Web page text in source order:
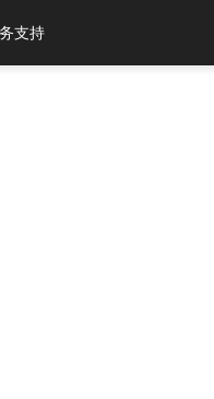
30+ 火狐浏览器
支持